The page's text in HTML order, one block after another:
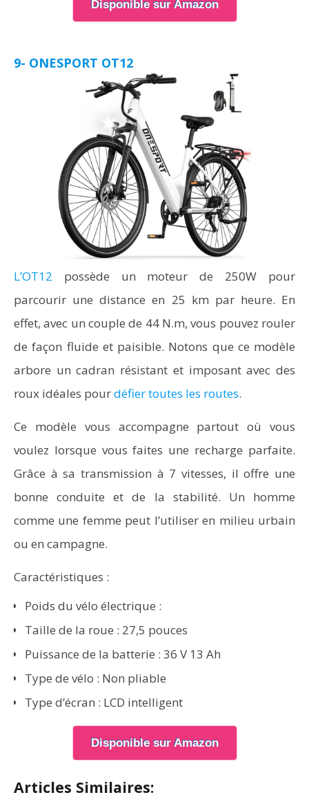
Disponible sur Amazon
9- ONESPORT OT12
L’OT12 possède un moteur de 250W pour
parcourir une distance en 25 km par heure. En
effet, avec un couple de 44 N.m, vous pouvez rouler
de façon fluide et paisible. Notons que ce modèle
arbore un cadran résistant et imposant avec des
roux idéales pourdéfier toutes les routes.
Ce modèle vous accompagne partout où vous
voulez lorsque vous faites une recharge parfaite.
Grâce à sa transmission à 7 vitesses, il offre une
bonne conduite et de la stabilité. Un homme
comme une femme peut l’utiliser en milieu urbain
ou en campagne.
Caractéristiques :
Poids du vélo électrique :
Taille de la roue : 27,5 pouces
Puissance de la batterie : 36 V 13 Ah
Type de vélo : Non pliable
Type d’écran : LCD intelligent
Disponible sur Amazon
Articles Similaires: